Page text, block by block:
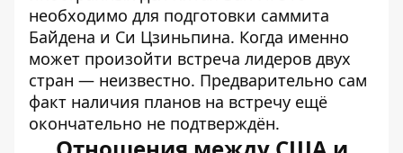
необходимо для подготовки саммита
Байдена и Си Цзиньпина. Когда именно
может произойти встреча лидеров двух
стран — неизвестно. Предварительно сам
факт наличия планов на встречу ещё
окончательно не подтверждён.